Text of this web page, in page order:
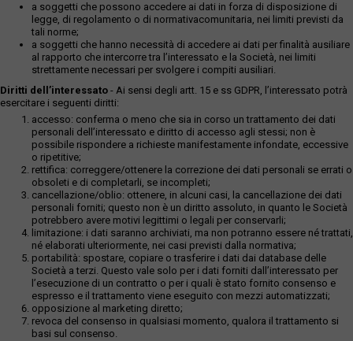
a soggetti che possono accedere ai dati in forza di disposizione di
legge, di regolamento o di normativacomunitaria, nei limiti previsti da
tali norme;
a soggetti che hanno necessità di accedere ai dati per finalità ausiliare
al rapporto che intercorre tra l’interessato e la Società, nei limiti
strettamente necessari per svolgere i compiti ausiliari.
Diritti dell’interessato - Ai sensi degli artt. 15 e ss GDPR, l’interessato potrà
esercitare i seguenti diritti:
accesso: conferma o meno che sia in corso un trattamento dei dati
personali dell’interessato e diritto di accesso agli stessi; non è
possibile rispondere a richieste manifestamente infondate, eccessive
o ripetitive;
rettifica: correggere/ottenere la correzione dei dati personali se errati o
obsoleti e di completarli, se incompleti;
cancellazione/oblio: ottenere, in alcuni casi, la cancellazione dei dati
personali forniti; questo non è un diritto assoluto, in quanto le Società
potrebbero avere motivi legittimi o legali per conservarli;
limitazione: i dati saranno archiviati, ma non potranno essere né trattati,
né elaborati ulteriormente, nei casi previsti dalla normativa;
portabilità: spostare, copiare o trasferire i dati dai database delle
Società a terzi. Questo vale solo per i dati forniti dall’interessato per
l’esecuzione di un contratto o per i quali è stato fornito consenso e
espresso e il trattamento viene eseguito con mezzi automatizzati;
opposizione al marketing diretto;
revoca del consenso in qualsiasi momento, qualora il trattamento si
basi sul consenso.